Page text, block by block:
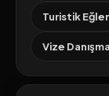
Turistik
Vize